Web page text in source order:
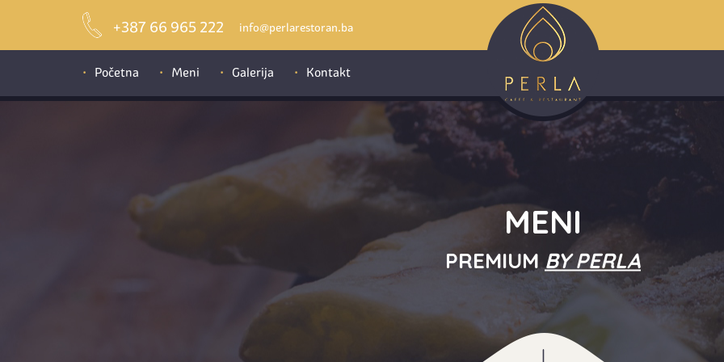
+387 66 965 222 info@perlarestoran.ba
Početna Meni Galerija Kontakt
MENI
PREMIUMBY PERLA